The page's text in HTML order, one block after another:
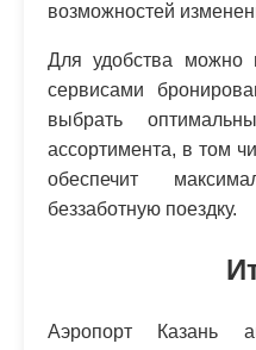
возможностей
Для удобства можно
сервисами
выбрать
ассортимента, в том
обеспечит
беззаботную поездку.
Аэропорт Казань